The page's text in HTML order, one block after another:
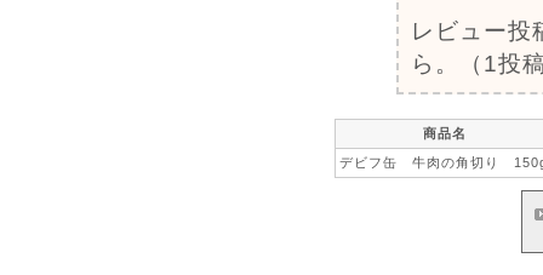
レビュー投
ら。（1投
商品名
デビフ缶 牛肉の角切り